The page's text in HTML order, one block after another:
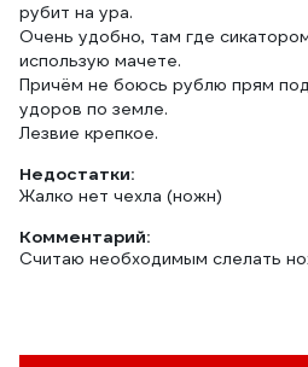
рубит на ура.
Очень удобно, там где
использую мачете.
Причём не боюсь рублю прям
удоров по земле.
Лезвие крепкое.
Недостатки:
Жалко нет чехла (ножн)
Комментарий:
Считаю необходимым слелать